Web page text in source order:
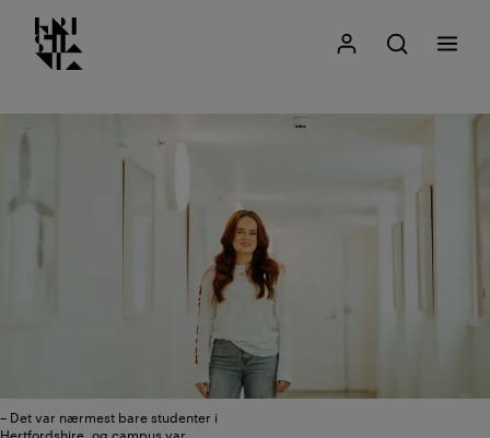
Gå
til
Kristiania logo
Mitt Kristiania
Åpne søk
Søk
Meny
– Det var nærmest bare studenter i
Hertfordshire, og campus var